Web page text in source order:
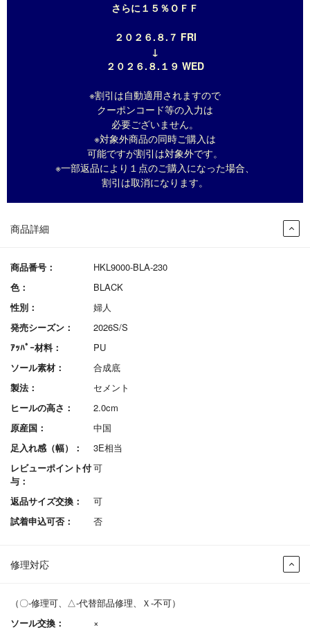
商品詳細
商品番号：
HKL9000-BLA-230
色：
BLACK
性別：
婦人
発売シーズン：
2026S/S
ｱｯﾊﾟｰ材料：
PU
ソール素材：
合成底
製法：
セメント
ヒールの高さ：
2.0cm
原産国：
中国
足入れ感（幅）：
3E相当
レビューポイント付
与：
可
返品サイズ交換：
可
試着申込可否：
否
修理対応
（〇-修理可、△-代替部品修理、Ｘ-不可）
ソール交換：
×
さらに１５％ＯＦＦ
２０２６.８.７ FRI
↓
２０２６.８.１９ WED
※割引は自動適用されますので
クーポンコード等の入力は
必要ございません。
※対象外商品の同時ご購入は
可能ですが割引は対象外です。
※一部返品により１点のご購入になった場合、
割引は取消になります。